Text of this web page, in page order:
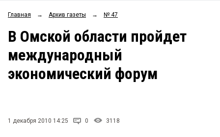
ОБЩЕСТВО
ЗАКОН
НОВОСТИ КОМПАНИЙ
Рейтинги
Архив
Главная → Архив газеты → № 47
В Омской области пройдет
международный
экономический форум
1 декабря 2010 14:25 0 3118